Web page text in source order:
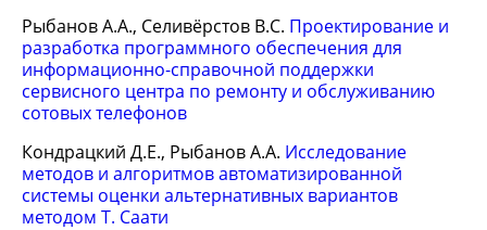
Рыбанов А.А., Селивёрстов В.С. Проектирование и
разработка программного обеспечения для
информационно-справочной поддержки
сервисного центра по ремонту и обслуживанию
сотовых телефонов
Кондрацкий Д.Е., Рыбанов А.А. Исследование
методов и алгоритмов автоматизированной
системы оценки альтернативных вариантов
методом Т. Саати